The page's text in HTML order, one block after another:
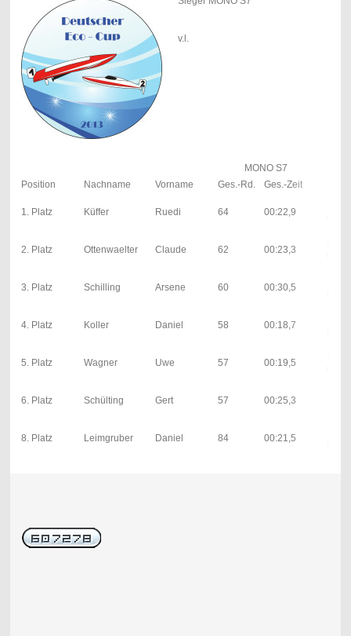
v.l.
MONO S7
Position
Nachname Vorname Ges.-Rd. Ges.-Zeit
1. Platz Küffer Ruedi 64 00:22,9
2. Platz Ottenwaelter Claude 62 00:23,3
3. Platz Schilling Arsene 60 00:30,5
4. Platz Koller Daniel 58 00:18,7
5. Platz Wagner Uwe 57 00:19,5
6. Platz Schülting Gert 57 00:25,3
8. Platz Leimgruber Daniel 84 00:21,5